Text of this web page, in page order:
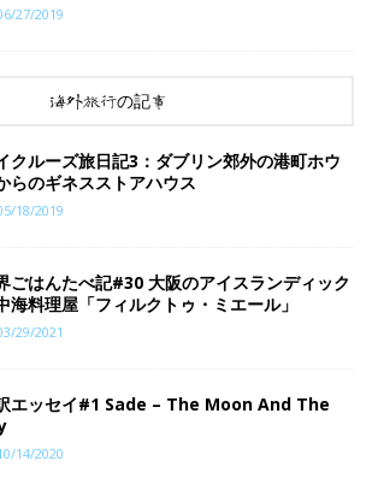
27/2019
海外旅行の記事
クルーズ旅日記3：ダブリン郊外の港町ホウ
らのギネスストアハウス
18/2019
ごはんたべ記#30 大阪のアイスランディック
海料理屋「フィルクトゥ・ミエール」
29/2021
エッセイ#1 Sade – The Moon And The
14/2020